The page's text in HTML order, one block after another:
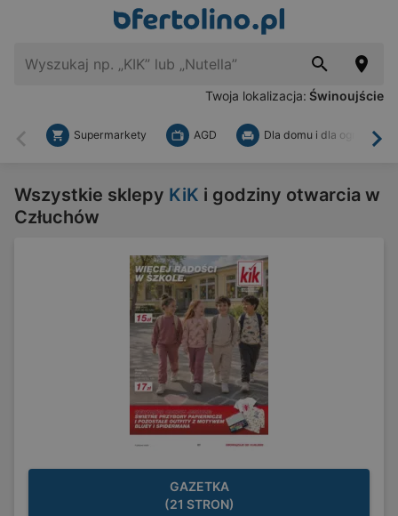
Twoja lokalizacja: Świnoujście
Wstecz
Supermarkety AGD Dla domu i dla ogrodu
Wszystkie sklepy KiK i godziny otwarcia w
Człuchów
GAZETKA
(21 STRON)